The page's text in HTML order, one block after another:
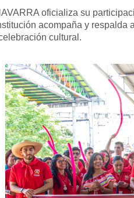
oficializa su
acompaña y respalda
cultural.